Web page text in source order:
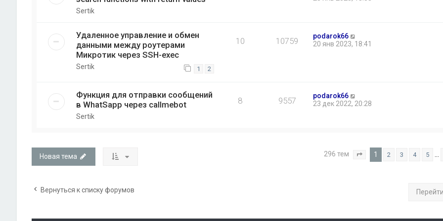
Sertik
Удаленное управление и обмен
данными между роутерами
Микротик через SSH-exec
Sertik 1 2
10 10759
podarok66
20 янв 2023, 18:41
Функция для отправки сообщений
в WhatSapp через callmebot
Sertik
8 9557
podarok66
23 дек 2022, 20:28
Новая тема 296 тем Страница из 12
1 2 3 4 5 …
Вернуться к списку форумов Перейти